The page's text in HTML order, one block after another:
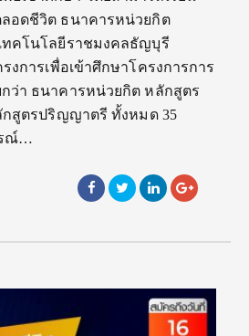
ลอดชีวิต ธนาคารหน่วยกิต
คโนโลยีราชมงคลธัญบุรี
การเพื่อเข้าศึกษาโครงการการ
ว่า ธนาคารหน่วยกิต หลักสูตร
กสูตรปริญญาตรี ทั้งหมด 35
รณ์…